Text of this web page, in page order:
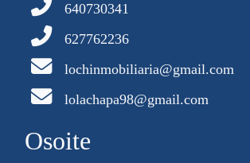
640730341
627762236
lochinmobiliaria@gmail.com
lolachapa98@gmail.com
Osoite